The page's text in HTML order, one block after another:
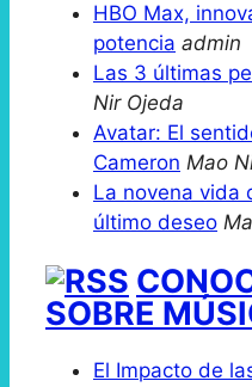
HBO Max,
potencia admin
Las 3 últimas
Nir Ojeda
Avatar: El
Cameron Mao
La novena vida
último deseo
SOBRE
El Impacto de